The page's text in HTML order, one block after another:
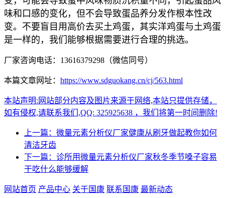
味和口感的变化，但不会导致蛋品养分发作根本性改
变。不要盲目用高价去买土鸡蛋，其实洋鸡蛋与土鸡蛋
是一样的，我们能够根据需要进行合理的挑选。
厂家咨询电话：13616379298（微信同号）
本篇文章网址： https://www.sdguokang.cn/cj/563.html
本站声明:网站部分内容及图片来源于网络,本站只提供存储，
如有侵权,请联系我们,QQ: 325925638 ，我们将第一时间删除!
上一篇：微量元素分析仪厂家健康从刷牙做起教你如何
清洁牙齿
下一篇：诊所用微量元素分析仪厂家秋冬季节嗓子容易
干吃什么能够缓解
网站首页 产品中心 关于国康 联系国康 最新动态